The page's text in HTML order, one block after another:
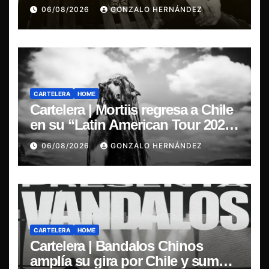
06/08/2026 GONZALO HERNÁNDEZ
CARTELERA HOME
Cartelera | Mortiis regresa a Chile
en su “Latin American Tour 2026”
y exclusivo show en Sala RBX
06/08/2026 GONZALO HERNÁNDEZ
CARTELERA HOME
Cartelera | Bandalos Chinos
amplía su gira por Chile y suma